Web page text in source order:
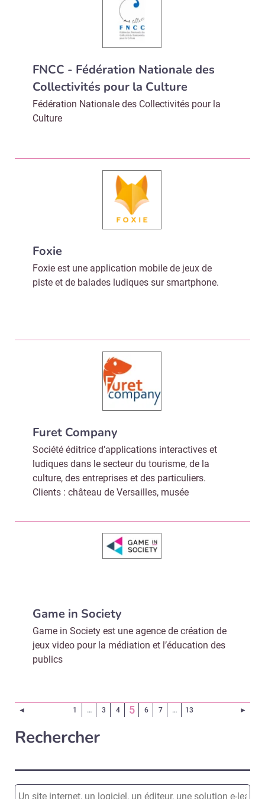
FNCC - Fédération Nationale des
Collectivités pour la Culture
Fédération Nationale des Collectivités pour la
Culture
Foxie
Foxie est une application mobile de jeux de
piste et de balades ludiques sur smartphone.
Furet Company
Société éditrice d’applications interactives et
ludiques dans le secteur du tourisme, de la
culture, des entreprises et des particuliers.
Clients : château de Versailles, musée
Game in Society
Game in Society est une agence de création de
jeux video pour la médiation et l’éducation des
publics
◄ Page précédente
1 … 3 4 5(Page courante)
6 7 … 13 ►
Rechercher
Valider
Non merci, je reçois déjà
Je déciderai plus